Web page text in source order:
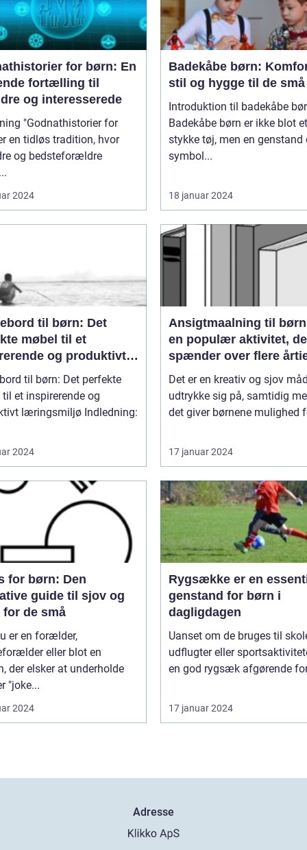
for børn: En
fortælling til
og interesserede
for
en tidløs tradition, hvor
og bedsteforældre
2024
Badekåbe børn:
stil og hygge til de små
Introduktion til badekåbe
Badekåbe børn er ikke blot et
stykke tøj, men en genstand
symbol...
18 januar 2024
til børn: Det
møbel til et
og produktivt
til børn: Det perfekte
et inspirerende og
læringsmiljø Indledning:
2024
Ansigtmaalning til
en populær aktivitet,
spænder over flere
Det er en kreativ og sjov
udtrykke sig på, samtidig
det giver børnene mulighed
17 januar 2024
for børn: Den
guide til sjov og
for de små
er en forælder,
eller blot en
der elsker at underholde
"joke...
2024
Rygsække er en
genstand for børn i
dagligdagen
Uanset om de bruges til
udflugter eller
en god rygsæk afgørende
17 januar 2024
Adresse